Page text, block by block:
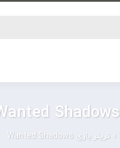
» ترینر بازی Wanted Shadows